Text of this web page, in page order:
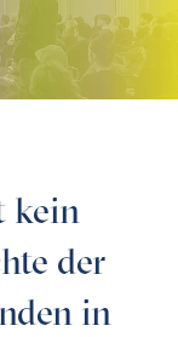
kein
der
in